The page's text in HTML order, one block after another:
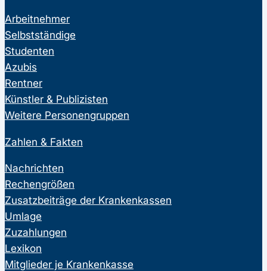
Arbeitnehmer
Selbstständige
Studenten
Azubis
Rentner
Künstler & Publizisten
Weitere Personengruppen
Zahlen & Fakten
Nachrichten
Rechengrößen
Zusatzbeiträge der Krankenkassen
Umlage
Zuzahlungen
Lexikon
Mitglieder je Krankenkasse